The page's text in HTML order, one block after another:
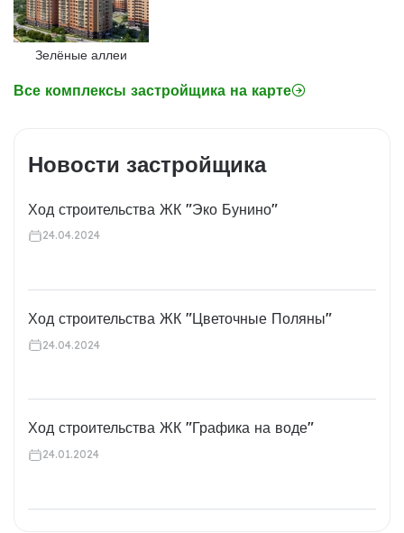
Зелёные аллеи
Все комплексы застройщика на карте
Новости застройщика
Ход строительства ЖК "Эко Бунино"
24.04.2024
Ход строительства ЖК "Цветочные Поляны"
24.04.2024
Ход строительства ЖК "Графика на воде"
24.01.2024